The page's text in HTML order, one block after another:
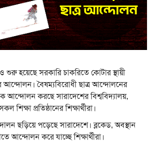
হয়েছে সরকারি চাকরিতে কোটার স্থায়ী
আন্দোলন। বৈষম্যবিরোধী ছাত্র আন্দোলনের
আন্দোলন করছে সারাদেশের বিশ্ববিদ্যালয়,
প্রতিষ্ঠানের শিক্ষার্থীরা।
ছড়িয়ে পড়েছে সারাদেশে। ব্লকেড, অবস্থান
আন্দোলন করে যাচ্ছে শিক্ষার্থীরা।